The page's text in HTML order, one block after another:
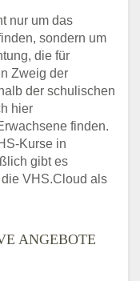
nur um das
sondern um
die für
Zweig der
der schulischen
hier
finden.
Kurse in
gibt es
VHS.Cloud als
ANGEBOTE